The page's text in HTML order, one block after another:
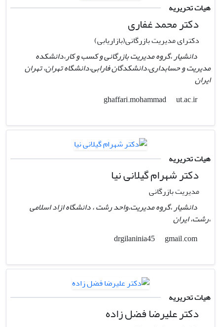
هیات تحریریه
دکتر محمد غفاری
دکترای مدیریت بازرگانی(بازاریابی)
دانشیار ،گروه مدیریت بازرگانی و کسب و کار،دانشکده
مدیریت و حسابداری،دانشکدگان فارابی،دانشگاه تهران، تهران
ایران
ghaffari.mohammad
ut.ac.ir
هیات تحریریه
دکتر شهرام گیلانی نیا
مدیریت بازرگانی
دانشیار ،گروه مدیریت،واحد رشت ، دانشگاه ازاد اسلامی
،رشت، ایران
gmail.com
هیات تحریریه
دکتر علیرضا فضل زاده